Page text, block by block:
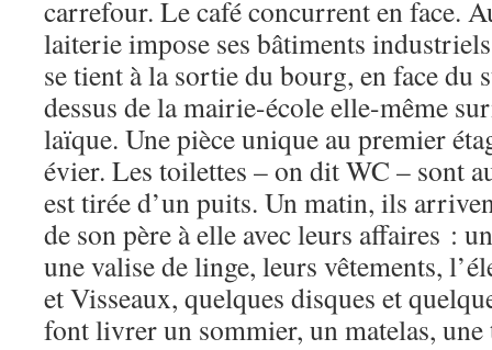
carrefour. Le café concurrent en face.
laiterie impose ses bâtiments
se tient à la sortie du bourg, en face du
dessus de la mairie-école elle-même
laïque. Une pièce unique au premier
évier. Les toilettes – on dit WC – sont
est tirée d’un puits. Un matin, ils
de son père à elle avec leurs affaires :
une valise de linge, leurs vêtements,
et Visseaux, quelques disques et
font livrer un sommier, un matelas,